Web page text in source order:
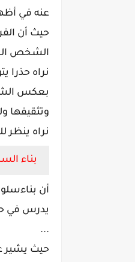
عنه في
حيث أن
الشخص
نراه
بعكس
وتثقيفها
نراه ينظر
بناء
أن
يدرس في
...
حيث يشير